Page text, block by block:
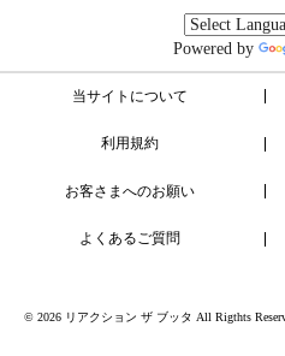
Powered by
当サイトについて
利用規約
お客さまへのお願い
よくあるご質問
© 2026 リアクション ザ ブッタ All Rigthts